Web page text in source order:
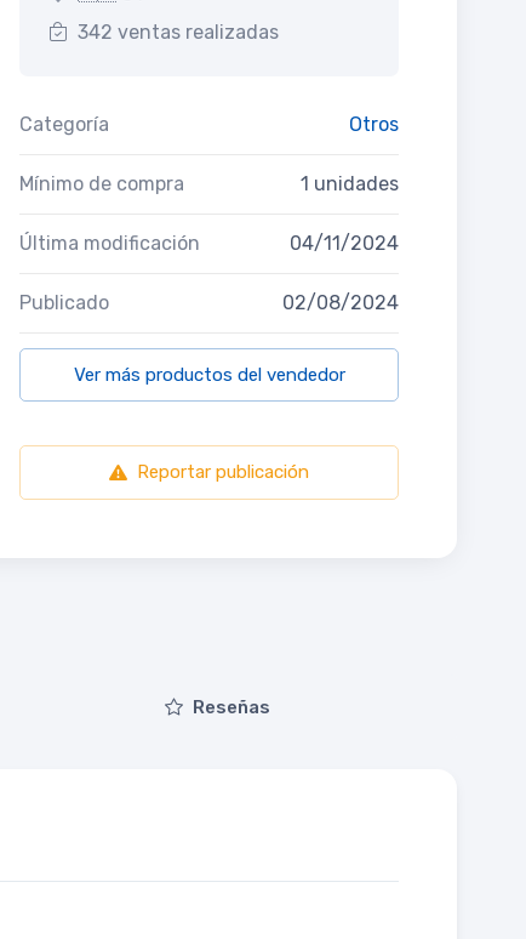
342 ventas realizadas
Categoría Otros
Mínimo de compra 1 unidades
Última modificación 04/11/2024
Publicado 02/08/2024
Ver más productos del vendedor
Reportar publicación
Reseñas